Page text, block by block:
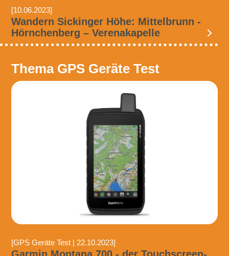
[10.06.2023]
Wandern Sickinger Höhe: Mittelbrunn -
Hörnchenberg – Verenakapelle
Thema GPS Geräte Test
[GPS Geräte Test | 22.10.2023]